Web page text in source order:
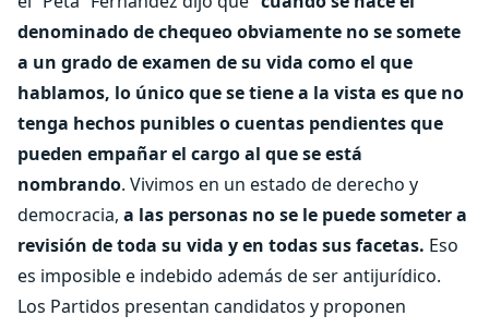
denominado de chequeo obviamente no se somete
a un grado de examen de su vida como el que
hablamos, lo único que se tiene a la vista es que no
tenga hechos punibles o cuentas pendientes que
pueden empañar el cargo al que se está
nombrando. Vivimos en un estado de derecho y
democracia, a las personas no se le puede someter a
revisión de toda su vida y en todas sus facetas. Eso
es imposible e indebido además de ser antijurídico.
Los Partidos presentan candidatos y proponen